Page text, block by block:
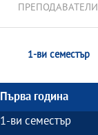
ПРЕПОДАВАТЕЛИ
1-ви семестър
Първа година
1-ви семестър